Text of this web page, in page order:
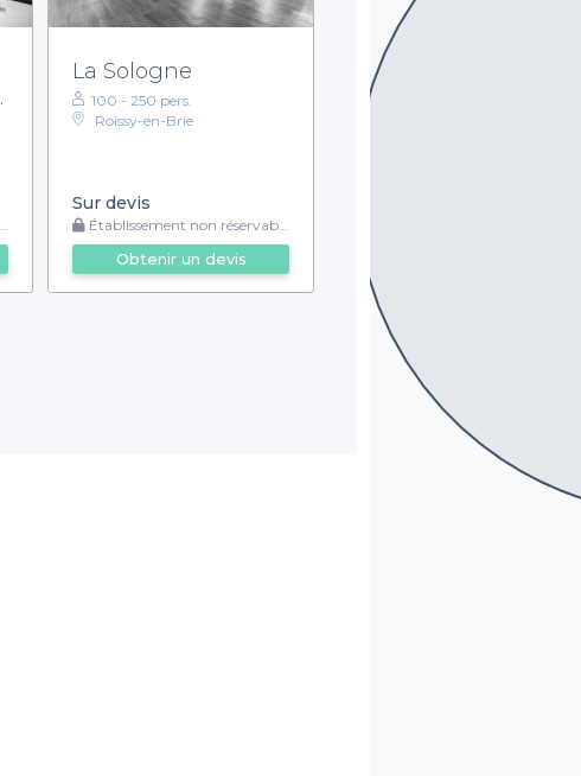
La Sologne
100 - 250 pers.
Roissy-en-Brie
Sur devis
Établissement non réservable
Obtenir un devis